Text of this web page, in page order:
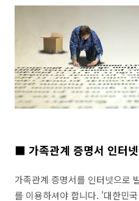
■ 가족관계 증명서 인터
가족관계 증명서를 인터넷으로
를 이용하셔야 합니다. '대한민